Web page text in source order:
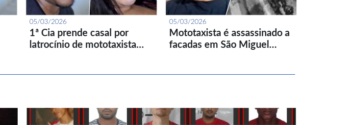
05/03/2026
1ª Cia prende casal por
latrocínio de mototaxista…
05/03/2026
Mototaxista é assassinado a
facadas em São Miguel…